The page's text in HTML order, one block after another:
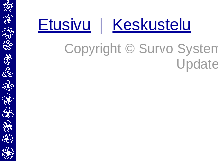
Etusivu
Keskustelu
Copyright © Survo